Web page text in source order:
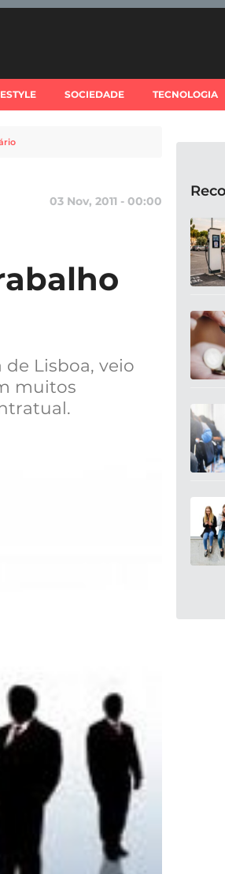
SOCIEDADE TECNOLOGIA
03 Nov, 2011 - 00:00
Lisboa, veio
muitos